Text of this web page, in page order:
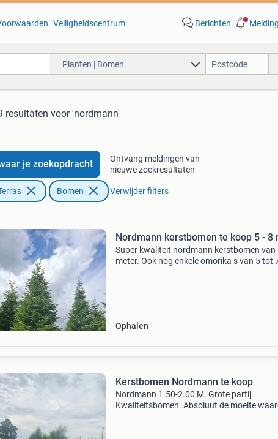
Veiligheidscentrum Berichten
Planten | Bomen
resultaten voor 'nordmann'
je zoekopdracht
Ontvang meldingen van
nieuwe zoekresultaten
Bomen Verwijder filters
Nordmann kerstbomen te koop 5 - 8
Super kwaliteit nordmann kerstbomen van
meter. Ook nog enkele omorika s van 5 tot
Ophalen
Kerstbomen Nordmann te koop
Nordmann 1.50-2.00 M. Grote partij.
Kwaliteitsbomen. Absoluut de moeite